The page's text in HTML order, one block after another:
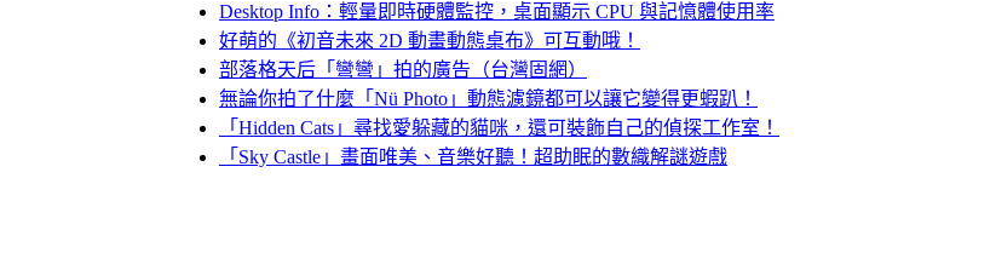
Desktop Info：輕量即時硬體監控，桌面顯示 CPU 與記憶體使用率
好萌的《初音未來 2D 動畫動態桌布》可互動哦！
部落格天后「彎彎」拍的廣告（台灣固網）
無論你拍了什麼「Nü Photo」動態濾鏡都可以讓它變得更蝦趴！
「Hidden Cats」尋找愛躲藏的貓咪，還可裝飾自己的偵探工作室！
「Sky Castle」畫面唯美、音樂好聽！超助眠的數織解謎遊戲